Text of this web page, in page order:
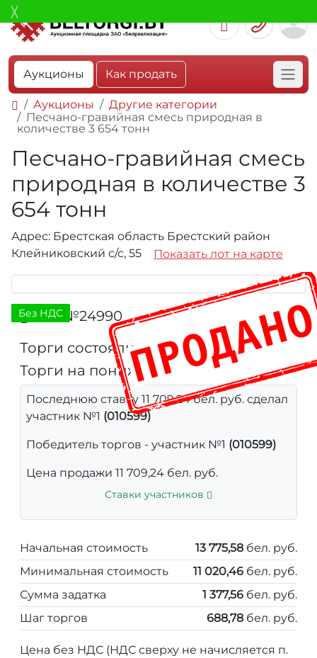
Аукционы Как продать
Аукционы
Другие категории
Песчано-гравийная смесь природная в
количестве 3 654 тонн
Песчано-гравийная смесь
природная в количестве 3
654 тонн
Адрес: Брестская область Брестский район
Клейниковский с/с, 55
Показать лот на карте
Без НДС
Лот №24990 443
Торги состоялись
Торги на понижение
Последнюю ставку 11 709,24 бел. руб. сделал
участник №1 (010599)
Победитель торгов - участник №1 (010599)
Цена продажи 11 709,24 бел. руб.
Ставки участников
Начальная стоимость 13 775,58 бел. руб.
Минимальная стоимость
11 020,46 бел. руб.
Сумма задатка
1 377,56 бел. руб.
Шаг торгов
688,78 бел. руб.
Цена без НДС (НДС сверху не начисляется п.